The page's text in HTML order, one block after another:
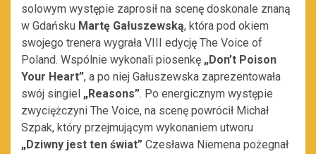
solowym występie zaprosił na scenę doskonale znaną
w Gdańsku Martę Gałuszewską, która pod okiem
swojego trenera wygrała VIII edycję The Voice of
Poland. Wspólnie wykonali piosenkę „Don’t Poison
Your Heart”, a po niej Gałuszewska zaprezentowała
swój singiel „Reasons”. Po energicznym występie
zwyciężczyni The Voice, na scenę powrócił Michał
Szpak, który przejmującym wykonaniem utworu
„Dziwny jest ten świat” Czesława Niemena pożegnał